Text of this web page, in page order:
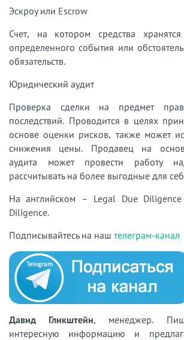
Эскроу или Escrow
Счет, на котором средства
определенного события или
обязательств.
Юридический аудит
Проверка сделки на предмет
последствий. Проводится в целях
основе оценки рисков, также может
снижения цены. Продавец на
аудита может провести работу
рассчитывать на более выгодные для
На английском – Legal Due
Diligence.
Подписывайтесь на наш телеграм-канал
Давид Гликштейн, менеджер.
интересную информацию и